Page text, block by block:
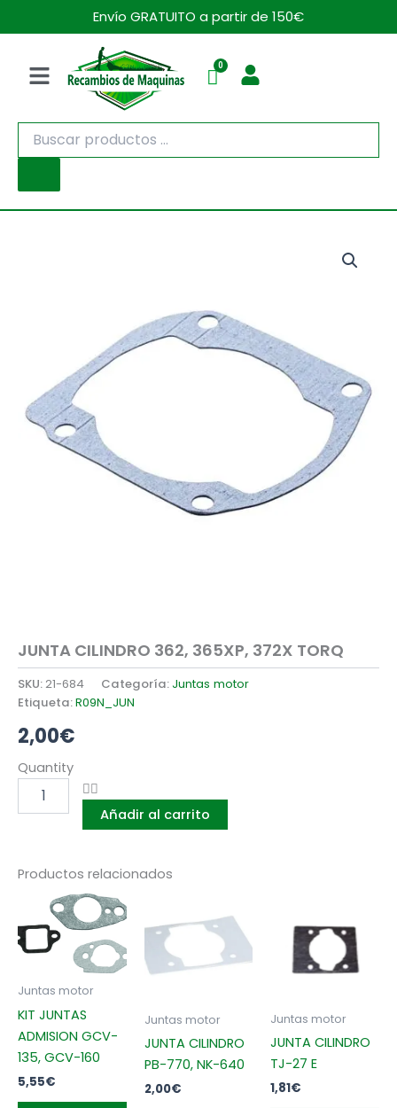
al
Envío GRATUITO a partir de 150€
Menú
productos
JUNTA CILINDRO 362, 365XP, 372X TORQ
SKU:21-684 Categoría: Juntas motor
Etiqueta:R09N_JUN
2,00€
Quantity
JUNTA
CILINDRO
362,
365XP,
cantidad
Añadir al carrito
Productos relacionados
Juntas motor
KIT JUNTAS
ADMISION GCV-
135, GCV-160
5,55€
Juntas motor
JUNTA CILINDRO
PB-770, NK-640
2,00€
Juntas motor
JUNTA CILINDRO
TJ-27 E
1,81€